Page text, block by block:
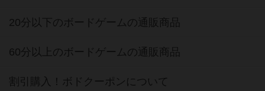
20分以下のボードゲームの通販商品
60分以上のボードゲームの通販商品
割引購入！ボドクーポンについて